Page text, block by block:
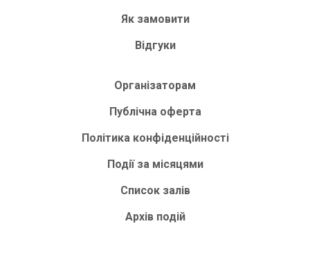
Як замовити
Відгуки
Організаторам
Публічна оферта
Політика конфіденційності
Події за місяцями
Список залів
Архів подій